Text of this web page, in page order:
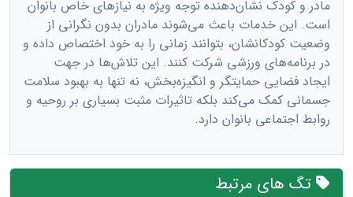
مادر و کودک نشان‌دهنده توجه ویژه به نیازهای خاص بانوان
است. این خدمات باعث می‌شوند مادران بدون نگرانی از
وضعیت کودکانشان، بتوانند زمانی را به خود اختصاص داده و
در برنامه‌های ورزشی شرکت کنند. این تلاش‌ها در جهت
ایجاد فضایی حمایتگر و انگیزه‌بخش، نه تنها به بهبود سلامت
جسمانی کمک می‌کند بلکه تاثیرات مثبت بسیاری بر روحیه و
روابط اجتماعی بانوان دارد.
تگ های مرتبط